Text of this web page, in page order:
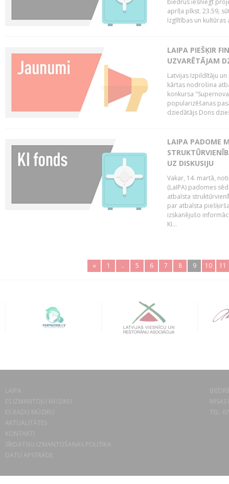
biedrus iesniegt
aprīļa plkst. 23.59,
Izglītības un kultūras
LAIPA PIEŠĶIR
UZVARĒTĀJAM
Latvijas Izpildītāju
kārtas nodrošina
konkursa
popularizēšanas
dziedātājs Dons
LAIPA PADOME
UZ DISKUSIJU
Vakar, 14. martā,
(LaIPA) padomes
atbalsta
par atbalsta
izskanējušo
KI...
« 1 .. 5 6 7 8 9 10 11
LAIPA
ES IZMANTOJU MŪZIKU
ES RADU MŪZIKU
AKTUALITĀTES
KONTAKTI
SĪKDATŅU IZMANTOŠANAS POLITIKA
DATU APSTRĀDE
TEL.